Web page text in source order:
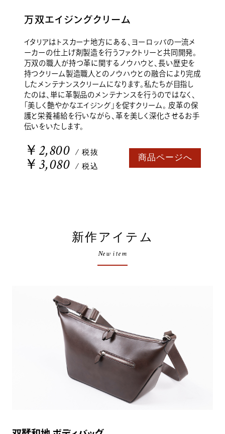
万双エイジングクリーム
イタリアはトスカーナ地方にある、ヨーロッパの一流メ
ーカーの仕上げ剤製造を行うファクトリーと共同開発。
万双の職人が持つ革に関するノウハウと、長い歴史を
持つクリーム製造職人とのノウハウとの融合により完成
したメンテナンスクリームになります。私たちが目指し
たのは、単に革製品のメンテナンスを行うのではなく、
「美しく艶やかなエイジング」を促すクリーム。 皮革の保
護と栄養補給を行いながら、革を美しく深化させるお手
伝いをいたします。
￥2,800 / 税抜
￥3,080 / 税込
商品ページへ
新作アイテム
New item